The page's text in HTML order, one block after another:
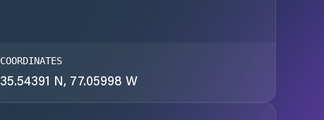
COORDINATES
35.54391 N, 77.05998 W